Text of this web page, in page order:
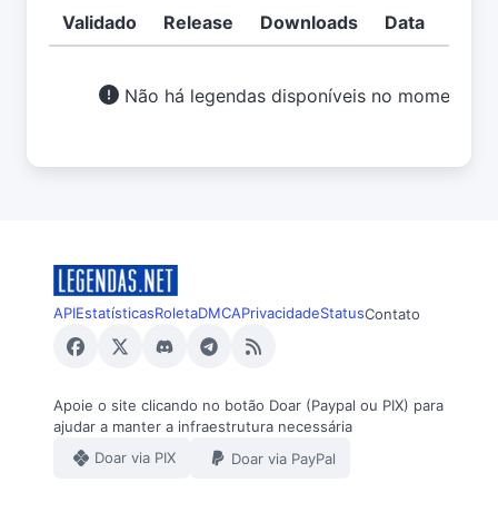
Validado Release Downloads Data
Não há legendas disponíveis no momento.
APIEstatísticasRoletaDMCAPrivacidadeStatusContato
Apoie o site clicando no botão Doar (Paypal ou PIX) para
ajudar a manter a infraestrutura necessária
Doar via PIX
Doar via PayPal